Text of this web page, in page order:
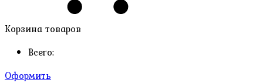
Корзина товаров
Всего:
Оформить